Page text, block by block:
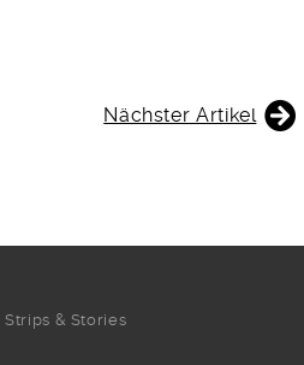
Nächster Artikel
& Stories